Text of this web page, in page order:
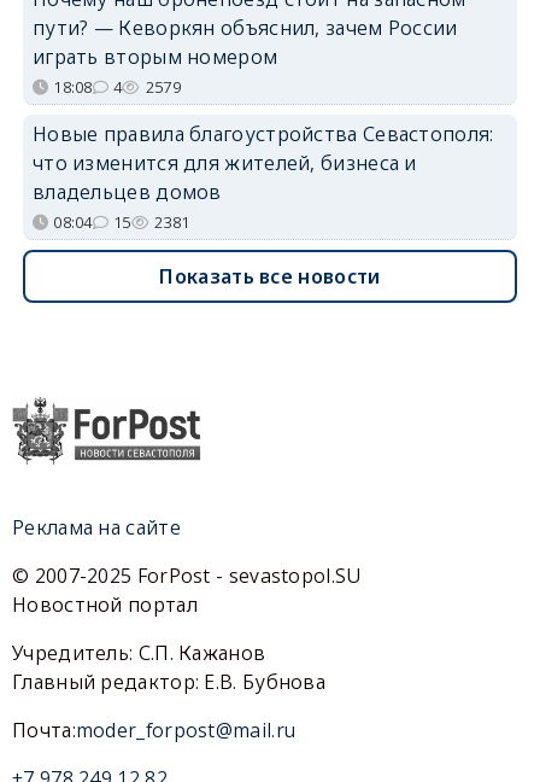
пути? — Кеворкян объяснил, зачем России
играть вторым номером
18:08 4 2579
Новые правила благоустройства Севастополя:
что изменится для жителей, бизнеса и
владельцев домов
08:04 15 2381
Показать все новости
Реклама на сайте
© 2007-2025 ForPost - sevastopol.SU
Новостной портал
Учредитель: С.П. Кажанов
Главный редактор: Е.В. Бубнова
Почта:moder_forpost@mail.ru